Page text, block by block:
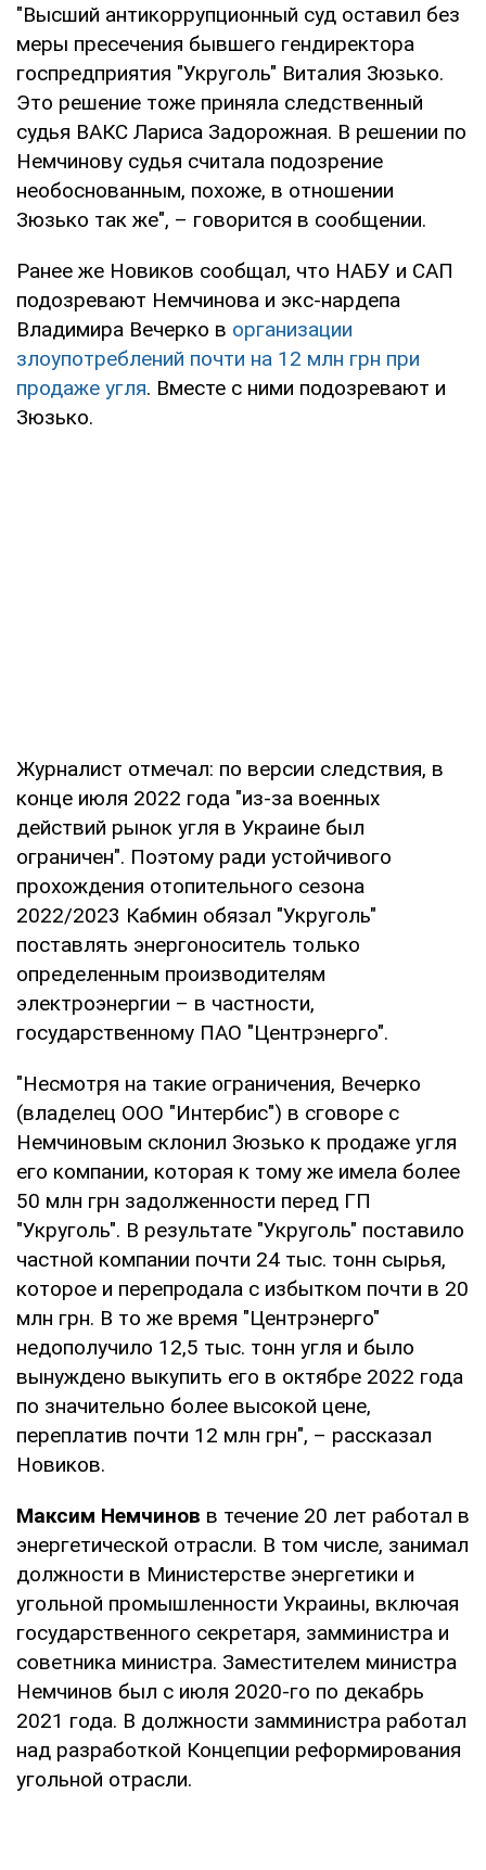
"Высший антикоррупционный суд оставил без
меры пресечения бывшего гендиректора
госпредприятия "Укруголь" Виталия Зюзько.
Это решение тоже приняла следственный
судья ВАКС Лариса Задорожная. В решении по
Немчинову судья считала подозрение
необоснованным, похоже, в отношении
Зюзько так же", – говорится в сообщении.
Ранее же Новиков сообщал, что НАБУ и САП
подозревают Немчинова и экс-нардепа
Владимира Вечерко в организации
злоупотреблений почти на 12 млн грн при
продаже угля. Вместе с ними подозревают и
Зюзько.
Журналист отмечал: по версии следствия, в
конце июля 2022 года "из-за военных
действий рынок угля в Украине был
ограничен". Поэтому ради устойчивого
прохождения отопительного сезона
2022/2023 Кабмин обязал "Укруголь"
поставлять энергоноситель только
определенным производителям
электроэнергии – в частности,
государственному ПАО "Центрэнерго".
"Несмотря на такие ограничения, Вечерко
(владелец ООО "Интербис") в сговоре с
Немчиновым склонил Зюзько к продаже угля
его компании, которая к тому же имела более
50 млн грн задолженности перед ГП
"Укруголь". В результате "Укруголь" поставило
частной компании почти 24 тыс. тонн сырья,
которое и перепродала с избытком почти в 20
млн грн. В то же время "Центрэнерго"
недополучило 12,5 тыс. тонн угля и было
вынуждено выкупить его в октябре 2022 года
по значительно более высокой цене,
переплатив почти 12 млн грн", – рассказал
Новиков.
Максим Немчинов в течение 20 лет работал в
энергетической отрасли. В том числе, занимал
должности в Министерстве энергетики и
угольной промышленности Украины, включая
государственного секретаря, замминистра и
советника министра. Заместителем министра
Немчинов был с июля 2020-го по декабрь
2021 года. В должности замминистра работал
над разработкой Концепции реформирования
угольной отрасли.